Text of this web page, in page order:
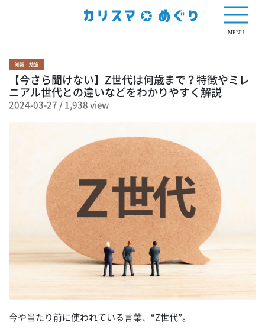
MENU
知識・勉強
【今さら聞けない】Z世代は何歳まで？特徴やミレ
ニアル世代との違いなどをわかりやすく解説
2024-03-27 /1,938 view
今や当たり前に使われている言葉、“Z世代”。